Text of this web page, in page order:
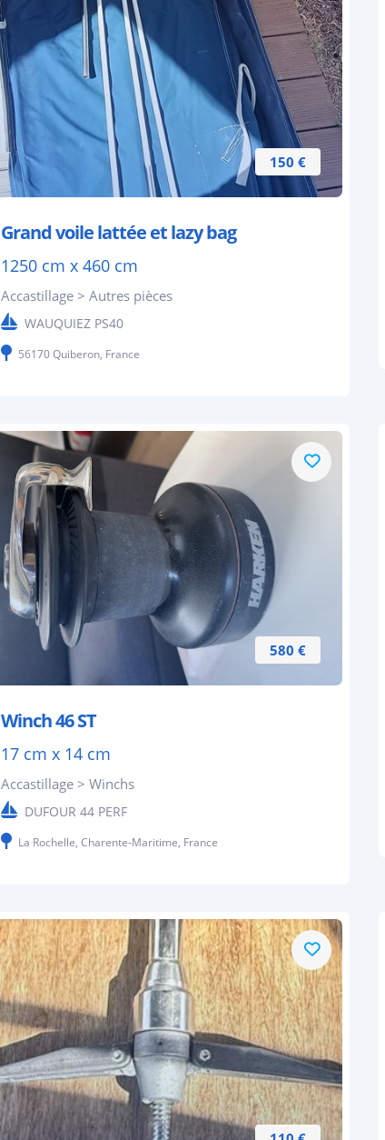
150 €
Grand voile lattée et lazy bag
1250 cm x 460 cm
Accastillage > Autres pièces
WAUQUIEZ PS40
56170 Quiberon, France
580 €
Winch 46 ST
17 cm x 14 cm
Accastillage > Winchs
DUFOUR 44 PERF
La Rochelle, Charente-Maritime, France